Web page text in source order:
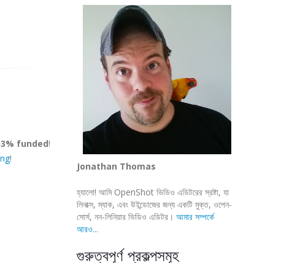
funded!
!
Jonathan Thomas
হ্যালো! আমি OpenShot ভিডিও এডিটরের স্রষ্টা, যা
লিনাক্স, ম্যাক, এবং উইন্ডোজের জন্য একটি মুক্ত, ওপেন-
সোর্স, নন-লিনিয়ার ভিডিও এডিটর। আমার সম্পর্কে
আরও...
গুরুত্বপূর্ণ প্রকল্পসমূহ